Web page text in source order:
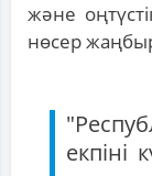
және
нөсер
екпіні